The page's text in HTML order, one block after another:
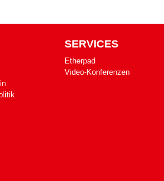
SERVICES
Etherpad
Video-Konferenzen